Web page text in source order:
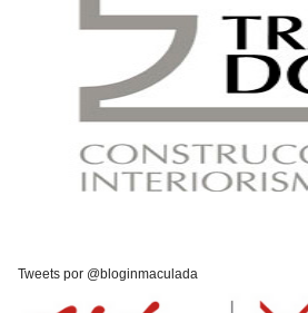
Tweets por @bloginmaculada